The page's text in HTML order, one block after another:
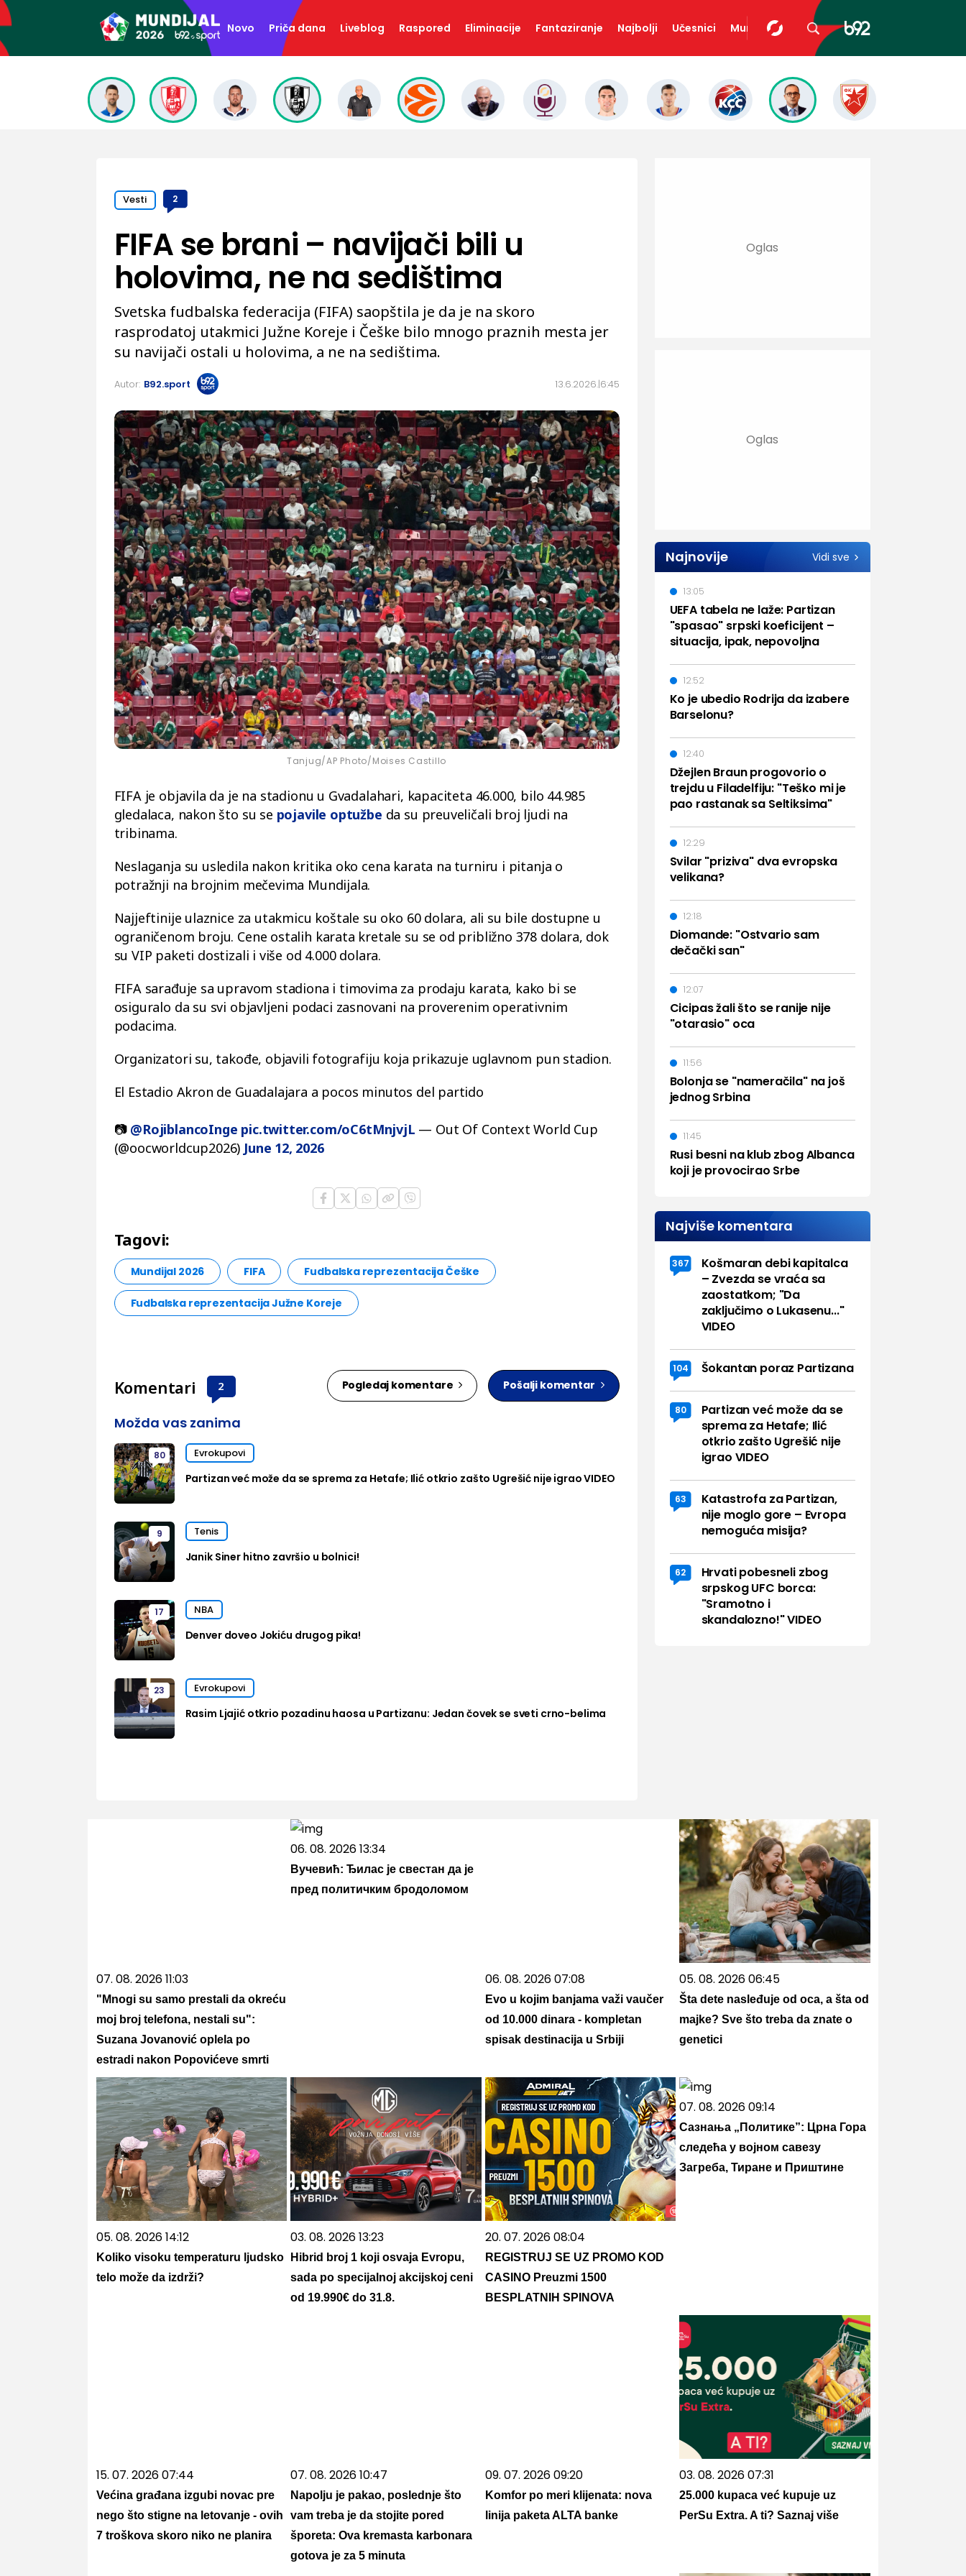
Novo Priča dana Liveblog Raspored Eliminacije Fantaziranje Najbolji Učesnici Mundopedija
Vesti 2
13.6.2026. 6:45
FIFA se brani – navijači bili u
holovima, ne na sedištima
Svetska fudbalska federacija (FIFA) saopštila je da je na skoro
rasprodatoj utakmici Južne Koreje i Češke bilo mnogo praznih mesta jer
su navijači ostali u holovima, a ne na sedištima.
Autor: B92.sport
Tanjug/AP Photo/Moises Castillo
FIFA je objavila da je na stadionu u Gvadalahari, kapaciteta 46.000, bilo 44.985
gledalaca, nakon što su se pojavile optužbe da su preuveličali broj ljudi na
tribinama.
Neslaganja su usledila nakon kritika oko cena karata na turniru i pitanja o
potražnji na brojnim mečevima Mundijala.
Najjeftinije ulaznice za utakmicu koštale su oko 60 dolara, ali su bile dostupne u
ograničenom broju. Cene ostalih karata kretale su se od približno 378 dolara, dok
su VIP paketi dostizali i više od 4.000 dolara.
FIFA sarađuje sa upravom stadiona i timovima za prodaju karata, kako bi se
osiguralo da su svi objavljeni podaci zasnovani na proverenim operativnim
podacima.
Organizatori su, takođe, objavili fotografiju koja prikazuje uglavnom pun stadion.
El Estadio Akron de Guadalajara a pocos minutos del partido
📷 @RojiblancoInge pic.twitter.com/oC6tMnjvjL — Out Of Context World Cup
(@oocworldcup2026) June 12, 2026
Tagovi:
Mundijal 2026 FIFA Fudbalska reprezentacija Češke
Fudbalska reprezentacija Južne Koreje
Komentari 2 Pogledaj komentare Pošalji komentar
Možda vas zanima
80 Evrokupovi
Partizan već može da se sprema za Hetafe; Ilić otkrio zašto Ugrešić nije igrao VIDEO
9 Tenis
Janik Siner hitno završio u bolnici!
17 NBA
Denver doveo Jokiću drugog pika!
23 Evrokupovi
Rasim Ljajić otkrio pozadinu haosa u Partizanu: Jedan čovek se sveti crno-belima
Najnovije Vidi sve
UEFA tabela ne laže: Partizan
"spasao" srpski koeficijent –
situacija, ipak, nepovoljna
13:05
Ko je ubedio Rodrija da izabere
Barselonu?
12:52
Džejlen Braun progovorio o
trejdu u Filadelfiju: "Teško mi je
pao rastanak sa Seltiksima"
12:40
Svilar "priziva" dva evropska
velikana?
12:29
Diomande: "Ostvario sam
dečački san"
12:18
Cicipas žali što se ranije nije
"otarasio" oca
12:07
Bolonja se "nameračila" na još
jednog Srbina
11:56
Rusi besni na klub zbog Albanca
koji je provocirao Srbe
11:45
Najviše komentara
367
Košmaran debi kapitalca
– Zvezda se vraća sa
zaostatkom; "Da
zaključimo o Lukasenu..."
VIDEO
104 Šokantan poraz Partizana
80
Partizan već može da se
sprema za Hetafe; Ilić
otkrio zašto Ugrešić nije
igrao VIDEO
63
Katastrofa za Partizan,
nije moglo gore – Evropa
nemoguća misija?
62
Hrvati pobesneli zbog
srpskog UFC borca:
"Sramotno i
skandalozno!" VIDEO
07. 08. 2026 11:03
"Mnogi su samo prestali da okreću
moj broj telefona, nestali su":
Suzana Jovanović oplela po
estradi nakon Popovićeve smrti
06. 08. 2026 13:34
Вучевић: Ђилас је свестан да је
пред политичким бродоломом
06. 08. 2026 07:08
Evo u kojim banjama važi vaučer
od 10.000 dinara - kompletan
spisak destinacija u Srbiji
05. 08. 2026 06:45
Šta dete nasleđuje od oca, a šta od
majke? Sve što treba da znate o
genetici
05. 08. 2026 14:12
Koliko visoku temperaturu ljudsko
telo može da izdrži?
03. 08. 2026 13:23
Hibrid broj 1 koji osvaja Evropu,
sada po specijalnoj akcijskoj ceni
od 19.990€ do 31.8.
20. 07. 2026 08:04
REGISTRUJ SE UZ PROMO KOD
CASINO Preuzmi 1500
BESPLATNIH SPINOVA
07. 08. 2026 09:14
Сазнања „Политике”: Црна Гора
следећа у војном савезу
Загреба, Тиране и Приштине
15. 07. 2026 07:44
Većina građana izgubi novac pre
nego što stigne na letovanje - ovih
7 troškova skoro niko ne planira
07. 08. 2026 10:47
Napolju je pakao, poslednje što
vam treba je da stojite pored
šporeta: Ova kremasta karbonara
gotova je za 5 minuta
09. 07. 2026 09:20
Komfor po meri klijenata: nova
linija paketa ALTA banke
03. 08. 2026 07:31
25.000 kupaca već kupuje uz
PerSu Extra. A ti? Saznaj više